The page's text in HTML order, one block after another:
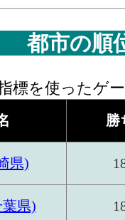
の機械器具)」
：「機械器具
の機械器具)」
円](2016)
：
化粧品等、紙
総額
その他卸売業(
製品、他)」 を
：「その他卸売
・紙製品、他)
都市の順
標を使ったゲ
勝
県)
県)